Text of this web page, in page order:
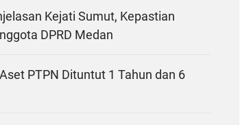
Kejati Sumut, Kepastian
DPRD Medan
PTPN Dituntut 1 Tahun dan 6